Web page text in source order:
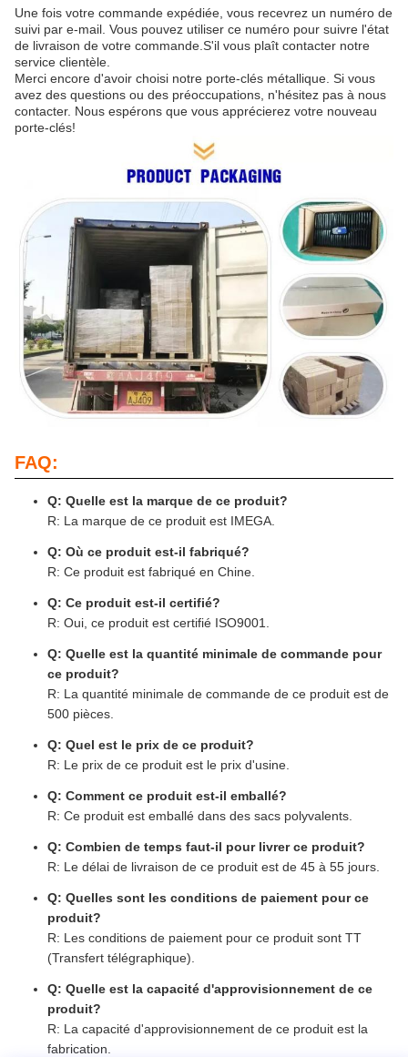
Une fois votre commande expédiée, vous recevrez un numéro de
suivi par e-mail. Vous pouvez utiliser ce numéro pour suivre l'état
de livraison de votre commande.S'il vous plaît contacter notre
service clientèle.
Merci encore d'avoir choisi notre porte-clés métallique. Si vous
avez des questions ou des préoccupations, n'hésitez pas à nous
contacter. Nous espérons que vous apprécierez votre nouveau
porte-clés!
FAQ:
Q: Quelle est la marque de ce produit?
R: La marque de ce produit est IMEGA.
Q: Où ce produit est-il fabriqué?
R: Ce produit est fabriqué en Chine.
Q: Ce produit est-il certifié?
R: Oui, ce produit est certifié ISO9001.
Q: Quelle est la quantité minimale de commande pour
ce produit?
R: La quantité minimale de commande de ce produit est de
500 pièces.
Q: Quel est le prix de ce produit?
R: Le prix de ce produit est le prix d'usine.
Q: Comment ce produit est-il emballé?
R: Ce produit est emballé dans des sacs polyvalents.
Q: Combien de temps faut-il pour livrer ce produit?
R: Le délai de livraison de ce produit est de 45 à 55 jours.
Q: Quelles sont les conditions de paiement pour ce
produit?
R: Les conditions de paiement pour ce produit sont TT
(Transfert télégraphique).
Q: Quelle est la capacité d'approvisionnement de ce
produit?
R: La capacité d'approvisionnement de ce produit est la
fabrication.